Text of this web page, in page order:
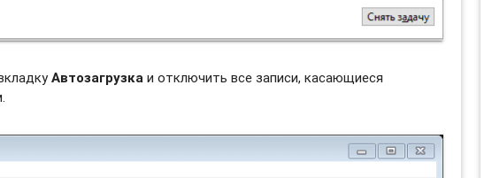
Автозагрузка и отключить все записи, касающиеся